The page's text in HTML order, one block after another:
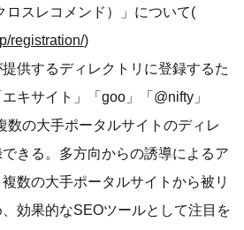
ロスレコメンド）」について(
registration/)
供するディレクトリに登録するた
キサイト」「goo」「@nifty」
数の大手ポータルサイトのディレ
きる。多方向からの誘導によるア
数の大手ポータルサイトから被リ
効果的なSEOツールとして注目を